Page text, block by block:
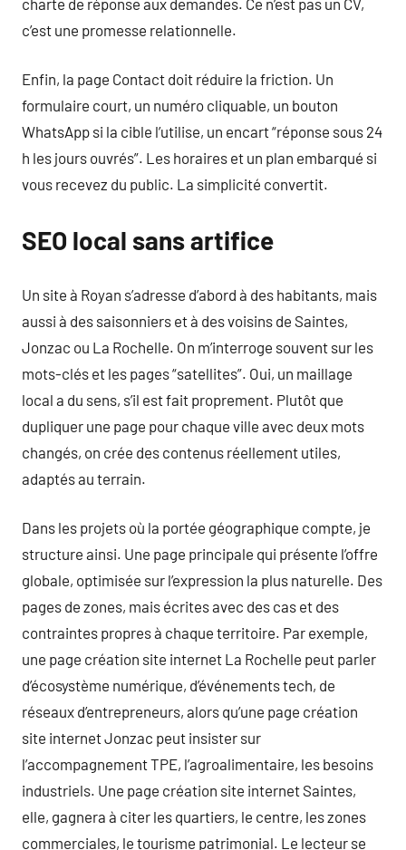
c’est une promesse relationnelle.
Enfin, la page Contact doit réduire la friction. Un
formulaire court, un numéro cliquable, un bouton
WhatsApp si la cible l’utilise, un encart “réponse sous 24
h les jours ouvrés”. Les horaires et un plan embarqué si
vous recevez du public. La simplicité convertit.
SEO local sans artifice
Un site à Royan s’adresse d’abord à des habitants, mais
aussi à des saisonniers et à des voisins de Saintes,
Jonzac ou La Rochelle. On m’interroge souvent sur les
mots-clés et les pages “satellites”. Oui, un maillage
local a du sens, s’il est fait proprement. Plutôt que
dupliquer une page pour chaque ville avec deux mots
changés, on crée des contenus réellement utiles,
adaptés au terrain.
Dans les projets où la portée géographique compte, je
structure ainsi. Une page principale qui présente l’offre
globale, optimisée sur l’expression la plus naturelle. Des
pages de zones, mais écrites avec des cas et des
contraintes propres à chaque territoire. Par exemple,
une page création site internet La Rochelle peut parler
d’écosystème numérique, d’événements tech, de
réseaux d’entrepreneurs, alors qu’une page création
site internet Jonzac peut insister sur
l’accompagnement TPE, l’agroalimentaire, les besoins
industriels. Une page création site internet Saintes,
elle, gagnera à citer les quartiers, le centre, les zones
commerciales, le tourisme patrimonial. Le lecteur se